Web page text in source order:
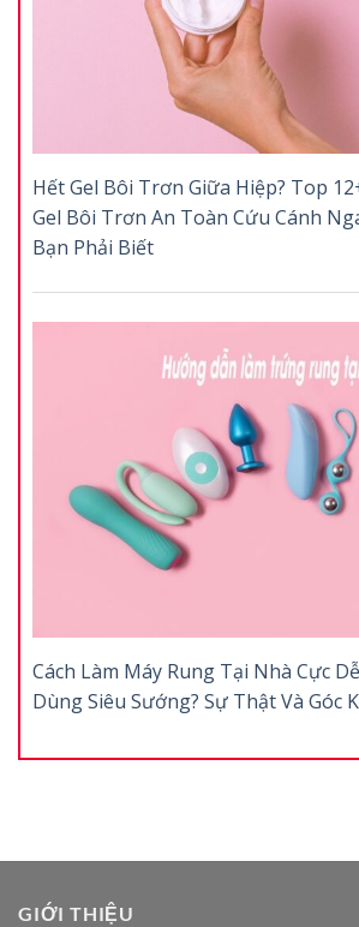
Hết Gel Bôi Trơn Giữa Hiệp? Top
Gel Bôi Trơn An Toàn Cứu Cánh
Bạn Phải Biết
Cách Làm Máy Rung Tại Nhà Cực
Dùng Siêu Sướng? Sự Thật Và Góc
GIỚI THIỆU